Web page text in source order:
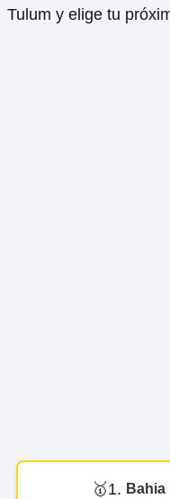
Tulum y elige tu
1.